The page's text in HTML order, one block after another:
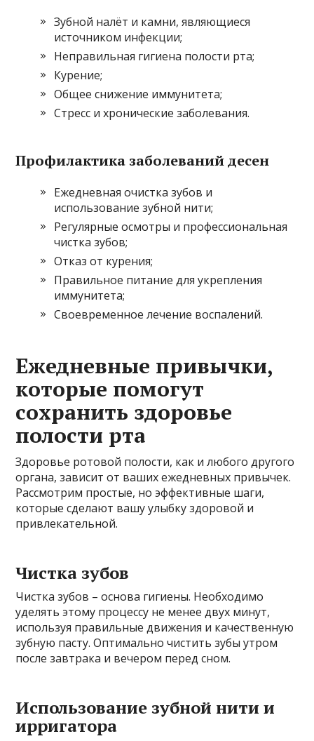
Зубной налёт и камни, являющиеся
источником инфекции;
Неправильная гигиена полости рта;
Курение;
Общее снижение иммунитета;
Стресс и хронические заболевания.
Профилактика заболеваний десен
Ежедневная очистка зубов и
использование зубной нити;
Регулярные осмотры и профессиональная
чистка зубов;
Отказ от курения;
Правильное питание для укрепления
иммунитета;
Своевременное лечение воспалений.
Ежедневные привычки,
которые помогут
сохранить здоровье
полости рта
Здоровье ротовой полости, как и любого другого
органа, зависит от ваших ежедневных привычек.
Рассмотрим простые, но эффективные шаги,
которые сделают вашу улыбку здоровой и
привлекательной.
Чистка зубов
Чистка зубов – основа гигиены. Необходимо
уделять этому процессу не менее двух минут,
используя правильные движения и качественную
зубную пасту. Оптимально чистить зубы утром
после завтрака и вечером перед сном.
Использование зубной нити и
ирригатора